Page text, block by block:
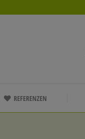
REFERENZEN
REFERENZEN